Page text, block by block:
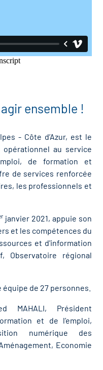
ensemble !
- Côte d’Azur, est le
au service
de formation et
de services renforcée
les professionnels et
janvier 2021, appuie son
et les compétences du
et d'information
Observatoire régional
de 27 personnes.
MAHALI,
Président
et de l’emploi,
numérique des
Economie